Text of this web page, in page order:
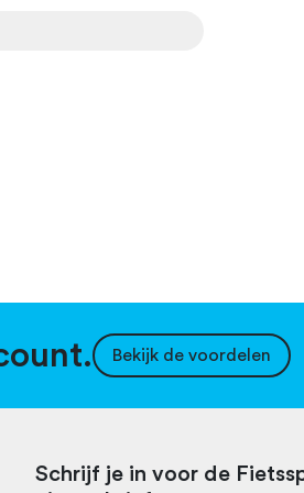
Bekijk de voordelen
Schrijf je in voor de